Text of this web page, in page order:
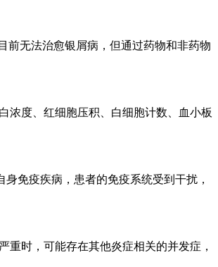
前无法治愈银屑病，但通过药物和非药物
浓度、红细胞压积、白细胞计数、血小板
免疫疾病，患者的免疫系统受到干扰，
时，可能存在其他炎症相关的并发症，